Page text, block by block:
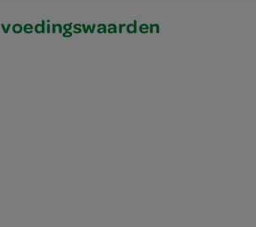
voedingswaarden